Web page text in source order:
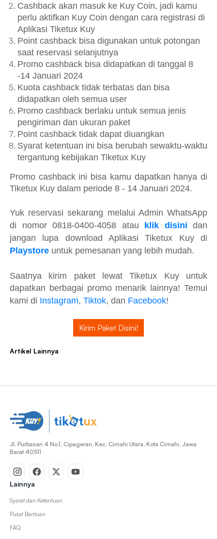
Cashback akan masuk ke Kuy Coin, jadi kamu
perlu aktifkan Kuy Coin dengan cara registrasi di
Aplikasi Tiketux Kuy
Point cashback bisa digunakan untuk potongan
saat reservasi selanjutnya
Promo cashback bisa didapatkan di tanggal 8
-14 Januari 2024
Kuota cashback tidak terbatas dan bisa
didapatkan oleh semua user
Promo cashback berlaku untuk semua jenis
pengiriman dan ukuran paket
Point cashback tidak dapat diuangkan
Syarat ketentuan ini bisa berubah sewaktu-waktu
tergantung kebijakan Tiketux Kuy
Promo cashback ini bisa kamu dapatkan hanya di
Tiketux Kuy dalam periode 8 - 14 Januari 2024.
Yuk reservasi sekarang melalui Admin WhatsApp
di nomor 0818-0400-4058 atau klik disini dan
jangan lupa download Aplikasi Tiketux Kuy di
Playstore untuk pemesanan yang lebih mudah.
Saatnya kirim paket lewat Tiketux Kuy untuk
dapatkan berbagai promo menarik lainnya! Temui
kami di Instagram, Tiktok, dan Facebook!
Kirim Paket Disini!
Artikel Lainnya
Jl. Purbasari 4 No.1, Cipageran, Kec. Cimahi Utara, Kota Cimahi, Jawa
Barat 40511
Lainnya
Syarat dan Ketentuan
Pusat Bantuan
FAQ